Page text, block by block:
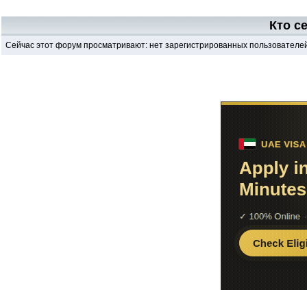
Кто
Сейчас этот форум просматривают: нет зарегистрированных